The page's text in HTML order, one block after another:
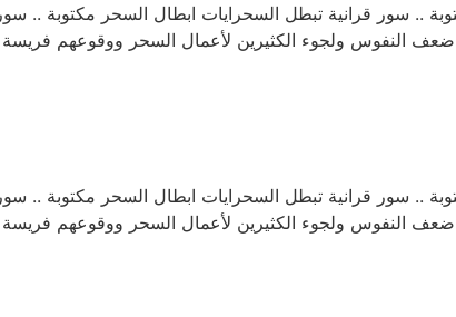
.. سور قرانية تبطل السحرايات ابطال السحر مكتوبة ..
ضعف النفوس ولجوء الكثيرين لأعمال السحر ووقوعهم
.. سور قرانية تبطل السحرايات ابطال السحر مكتوبة ..
ضعف النفوس ولجوء الكثيرين لأعمال السحر ووقوعهم